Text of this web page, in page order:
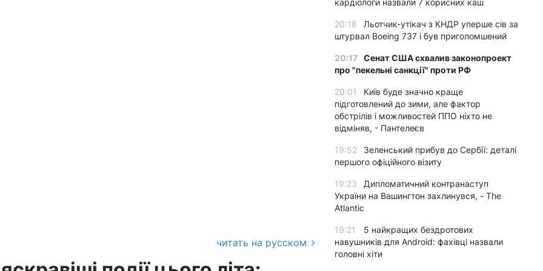
читать на русском
кардіологи назвали 7 корисних каш
20:18
Льотчик-утікач з КНДР уперше сів за
штурвал Boeing 737 і був приголомшений
20:17 Сенат США схвалив законопроект
про "пекельні санкції" проти РФ
20:01
Київ буде значно краще
підготовлений до зими, але фактор
обстрілів і можливостей ППО ніхто не
відміняв, - Пантелеєв
19:52
Зеленський прибув до Сербії: деталі
першого офіційного візиту
19:23
Дипломатичний контранаступ
України на Вашингтон захлинувся, - The
Atlantic
19:21
5 найкращих бездротових
навушників для Android: фахівці назвали
головні хіти